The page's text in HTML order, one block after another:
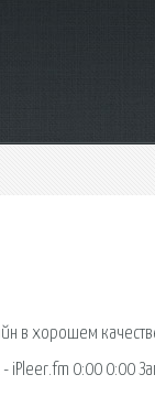
в хорошем
0:00 0:00